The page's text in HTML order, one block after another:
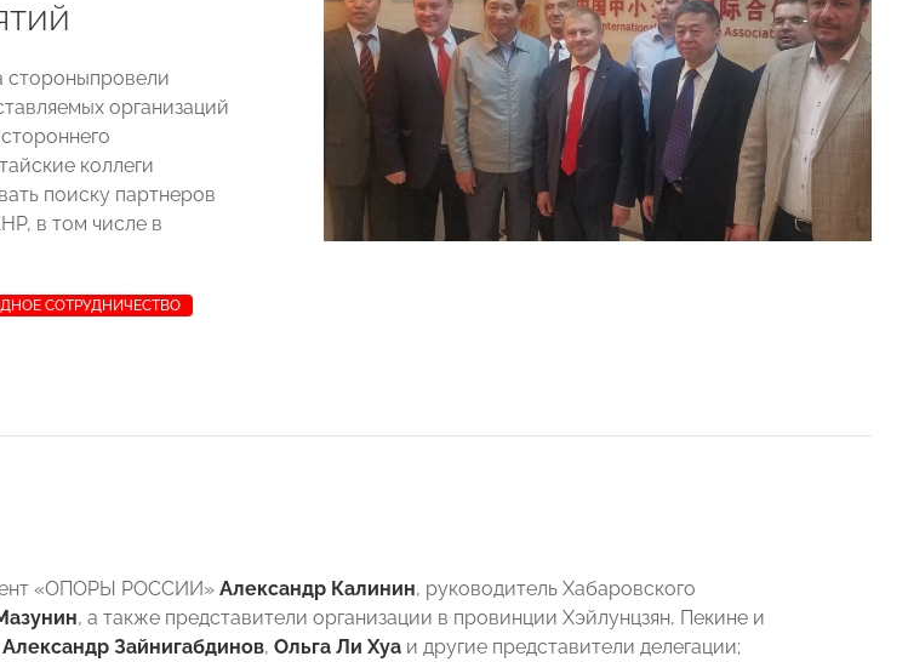
стороныпровели
организаций
коллеги
поиску партнеров
в том числе в
СОТРУДНИЧЕСТВО
«ОПОРЫ РОССИИ» Александр Калинин, руководитель Хабаровского
, а также представители организации в провинции Хэйлунцзян, Пекине и
Александр Зайнигабдинов, Ольга Ли Хуа и другие представители делегации;